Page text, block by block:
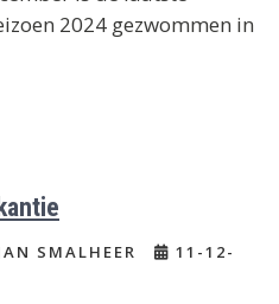
2024 gezwommen in
SMALHEER
11-12-